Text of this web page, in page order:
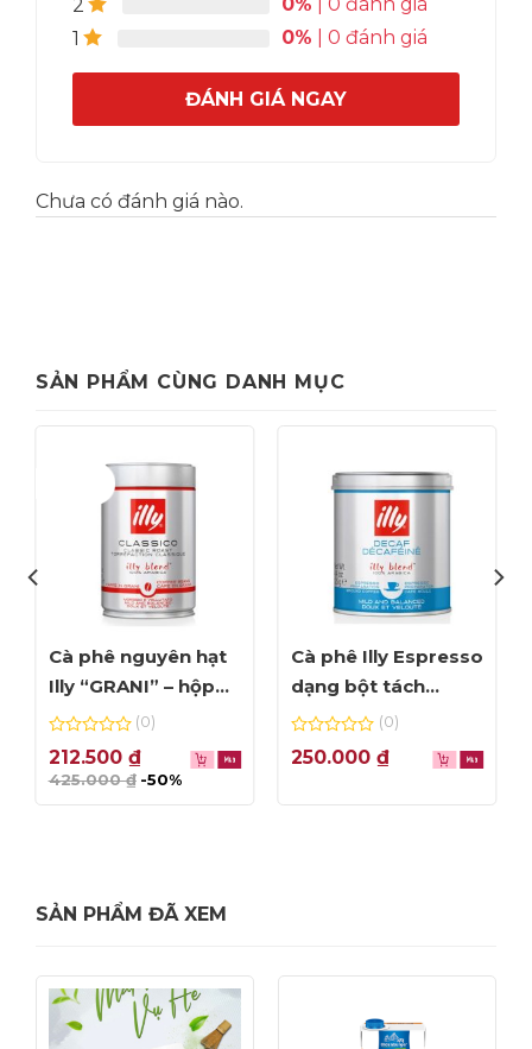
2
1
0% | 0 đánh giá
ĐÁNH GIÁ NGAY
Chưa có đánh giá nào.
SẢN PHẨM CÙNG DANH MỤC
Cà phê nguyên hạt
Illy “GRANI” – hộp
250g (date Tháng
8/2023)
0
out
of
5
(0)
212.500 ₫
425.000₫ -50%
Cà phê Illy Espresso
dạng bột tách
Cafein – hộp 125gr
0
out
5
(0)
250.000 ₫
SẢN PHẨM ĐÃ XEM